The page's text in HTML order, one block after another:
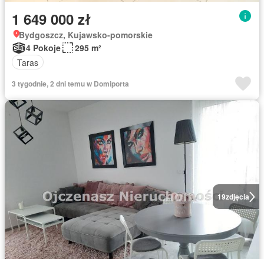
1 649 000 zł
Bydgoszcz, Kujawsko-pomorskie
4 Pokoje
295 m²
Taras
3 tygodnie, 2 dni temu w Domiporta
19zdjęcia